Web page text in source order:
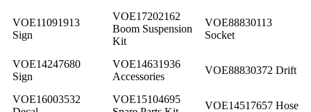
VOE11091913
Sign
VOE17202162
Boom Suspension
Kit
VOE88830113
Socket
VOE14247680
Sign
VOE14631936
Accessories
VOE88830372 Drift
VOE16003532
VOE15104695
VOE14517657 Hose